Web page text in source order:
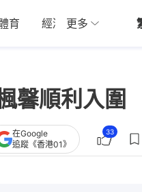
育 經濟 01深圳
更多
馨順利入圍
在Google
追蹤《香港01》
33